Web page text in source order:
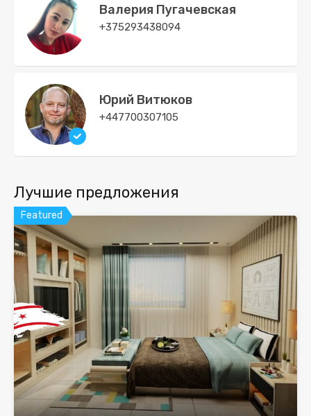
Валерия Пугачевская
+375293438094
Юрий Витюков
+447700307105
Лучшие предложения
Featured